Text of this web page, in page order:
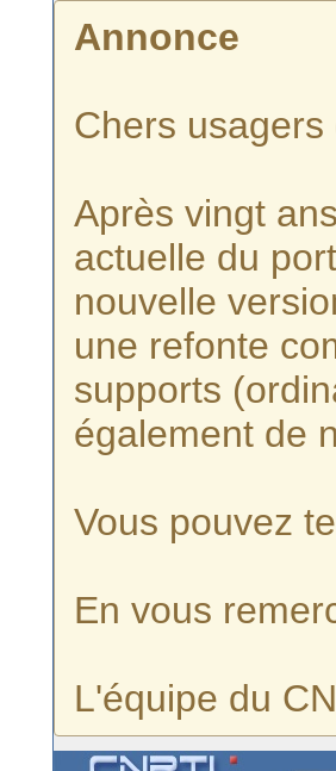
Annonce
Chers
Après vingt
actuelle du
nouvelle
une refonte
supports
également de
Vous pouvez
En vous
L'équipe du